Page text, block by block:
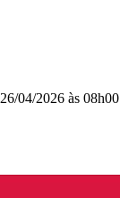
26/04/2026 às 08h00